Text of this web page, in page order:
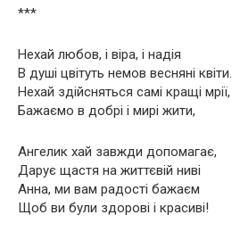
***
Нехай любов, і віра, і надія
В душі цвітуть немов весняні квіти.
Нехай здійсняться самі кращі мрії,
Бажаємо в добрі і мирі жити,
Ангелик хай завжди допомагає,
Дарує щастя на життєвій ниві
Анна, ми вам радості бажаєм
Щоб ви були здорові і красиві!